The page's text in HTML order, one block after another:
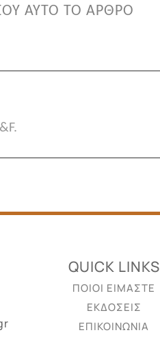
ΑΥΤΟ ΤΟ ΑΡΘΡΟ
QUICK LINKS
ΠΟΙΟΙ ΕΙΜΑΣΤΕ
ΕΚΔΟΣΕΙΣ
ΕΠΙΚΟΙΝΩΝΙΑ